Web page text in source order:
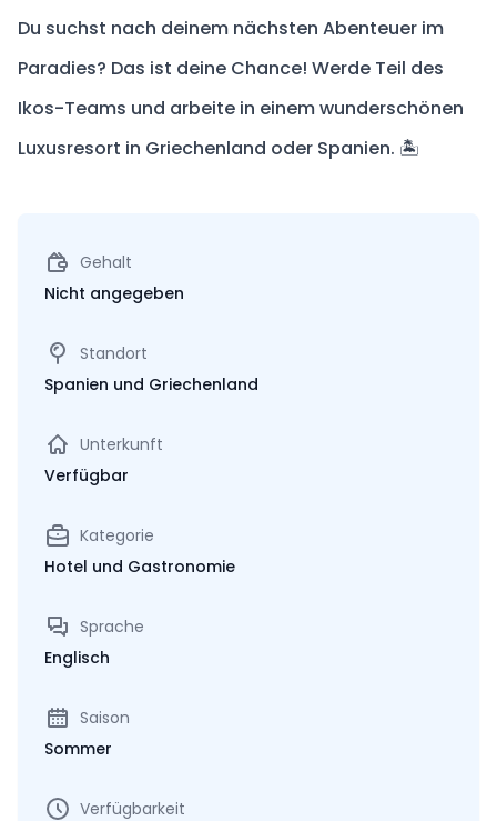
Du suchst nach deinem nächsten Abenteuer im
Paradies? Das ist deine Chance! Werde Teil des
Ikos-Teams und arbeite in einem wunderschönen
Luxusresort in Griechenland oder Spanien. 🏝️
Gehalt
Nicht angegeben
Standort
Spanien und Griechenland
Unterkunft
Verfügbar
Kategorie
Hotel und Gastronomie
Sprache
Englisch
Saison
Sommer
Verfügbarkeit